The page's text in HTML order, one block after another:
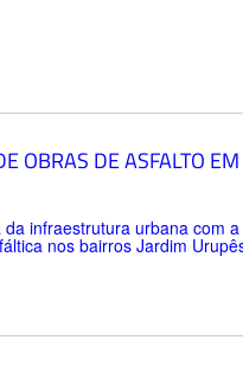
OBRAS DE ASFALTO
infraestrutura urbana com
nos bairros Jardim